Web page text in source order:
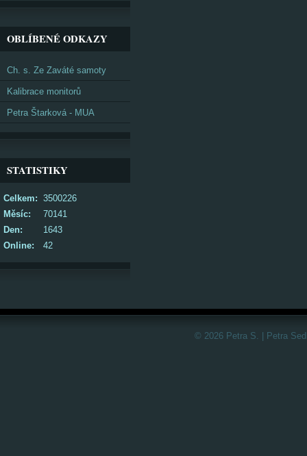
OBLÍBENÉ ODKAZY
Ch. s. Ze Zaváté samoty
Kalibrace monitorů
Petra Štarková - MUA
STATISTIKY
Online: 42
Celkem: 3500226
Měsíc:
70141
Den:
1643
© 2026 Petra S. | Petra